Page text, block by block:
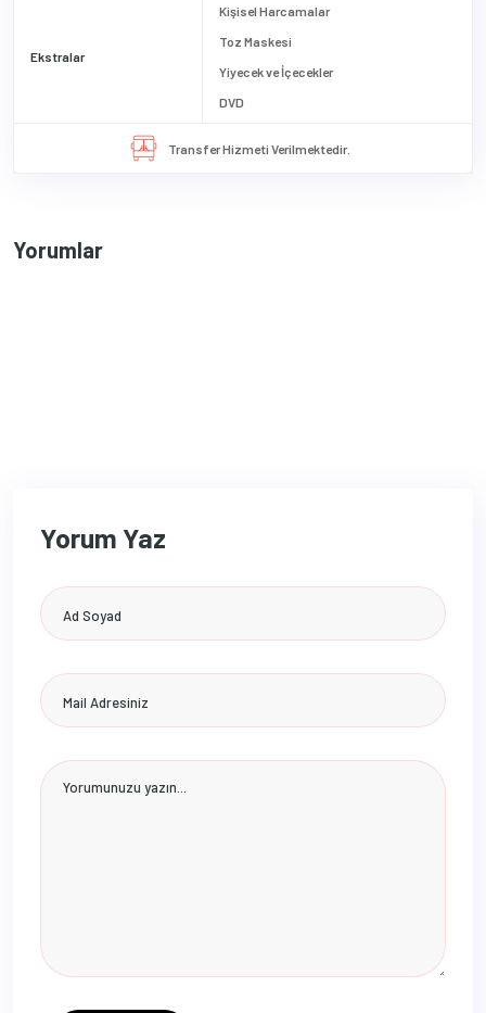
Ekstralar
Kişisel Harcamalar
Toz Maskesi
Yiyecek ve İçecekler
DVD
Transfer Hizmeti Verilmektedir.
Yorumlar
Yorum Yaz